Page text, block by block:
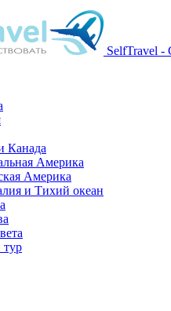
SelfTravel -
Америка
Америка
и Тихий океан
тур